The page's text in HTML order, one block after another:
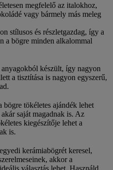
megfelelő az italokhoz,
vagy bármely más meleg
stílusos és részletgazdag, így a
a bögre minden alkalommal
készült, így nagyon
a tisztítása is nagyon egyszerű,
tökéletes ajándék lehet
saját magadnak is. Az
kiegészítője lehet a
is.
kerámiabögrét keresel,
akkor a
választás lehet. Használd